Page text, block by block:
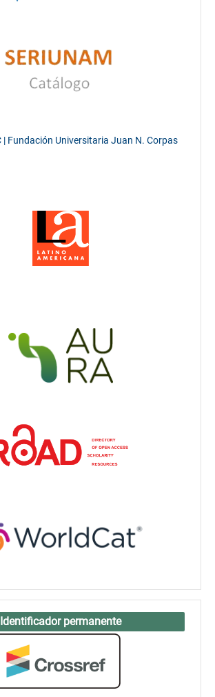
Identificador permanente